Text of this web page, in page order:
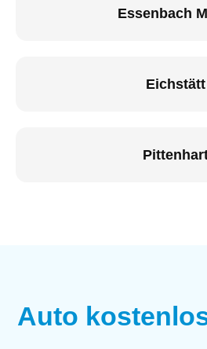
Essenbach
Eichstätt
Auto